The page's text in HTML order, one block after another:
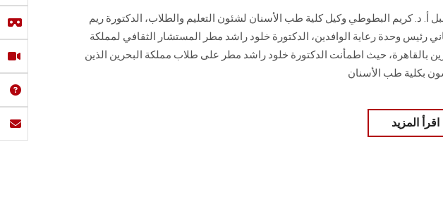
أ. د. كريم البطوطي وكيل كلية طب الأسنان لشئون التعليم والطلاب، الدكتورة ريم
رئيس وحدة رعاية الوافدين، الدكتورة خلود راشد مطر المستشار الثقافي لمملكة
بالقاهرة، حيث اطمأنت الدكتورة خلود راشد مطر على طلاب مملكة البحرين الذين
بكلية طب الأسنان
اقرأ المزيد